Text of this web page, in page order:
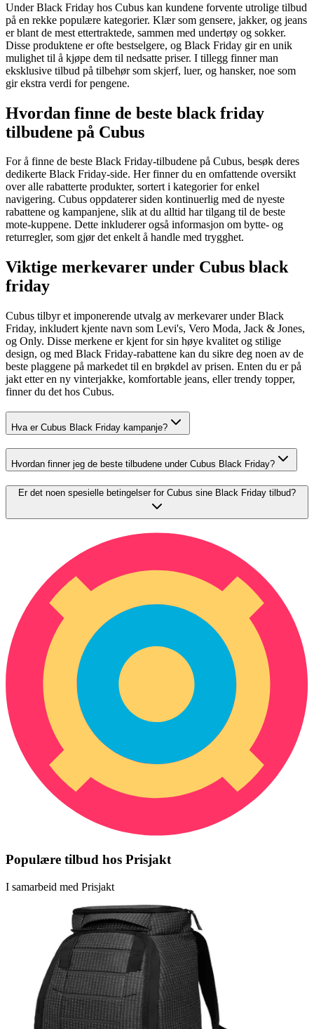
Under Black Friday hos Cubus kan kundene forvente utrolige tilbud
på en rekke populære kategorier. Klær som gensere, jakker, og jeans
er blant de mest ettertraktede, sammen med undertøy og sokker.
Disse produktene er ofte bestselgere, og Black Friday gir en unik
mulighet til å kjøpe dem til nedsatte priser. I tillegg finner man
eksklusive tilbud på tilbehør som skjerf, luer, og hansker, noe som
gir ekstra verdi for pengene.
Hvordan finne de beste black friday
tilbudene på Cubus
For å finne de beste Black Friday-tilbudene på Cubus, besøk deres
dedikerte Black Friday-side. Her finner du en omfattende oversikt
over alle rabatterte produkter, sortert i kategorier for enkel
navigering. Cubus oppdaterer siden kontinuerlig med de nyeste
rabattene og kampanjene, slik at du alltid har tilgang til de beste
mote-kuppene. Dette inkluderer også informasjon om bytte- og
returregler, som gjør det enkelt å handle med trygghet.
Viktige merkevarer under Cubus black
friday
Cubus tilbyr et imponerende utvalg av merkevarer under Black
Friday, inkludert kjente navn som Levi's, Vero Moda, Jack & Jones,
og Only. Disse merkene er kjent for sin høye kvalitet og stilige
design, og med Black Friday-rabattene kan du sikre deg noen av de
beste plaggene på markedet til en brøkdel av prisen. Enten du er på
jakt etter en ny vinterjakke, komfortable jeans, eller trendy topper,
finner du det hos Cubus.
Hva er Cubus Black Friday kampanje?
Hvordan finner jeg de beste tilbudene under Cubus Black Friday?
Er det noen spesielle betingelser for Cubus sine Black Friday tilbud?
Populære tilbud hos Prisjakt
I samarbeid med Prisjakt